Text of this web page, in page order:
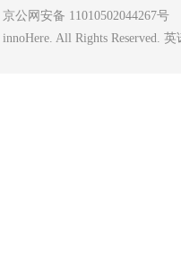
京公网安备 11010502044267号
innoHere. All Rights Reserved.